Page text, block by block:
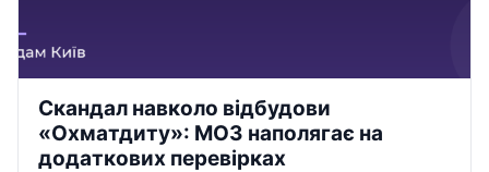
Скандал навколо відбудови
«Охматдиту»: МОЗ наполягає на
додаткових перевірках